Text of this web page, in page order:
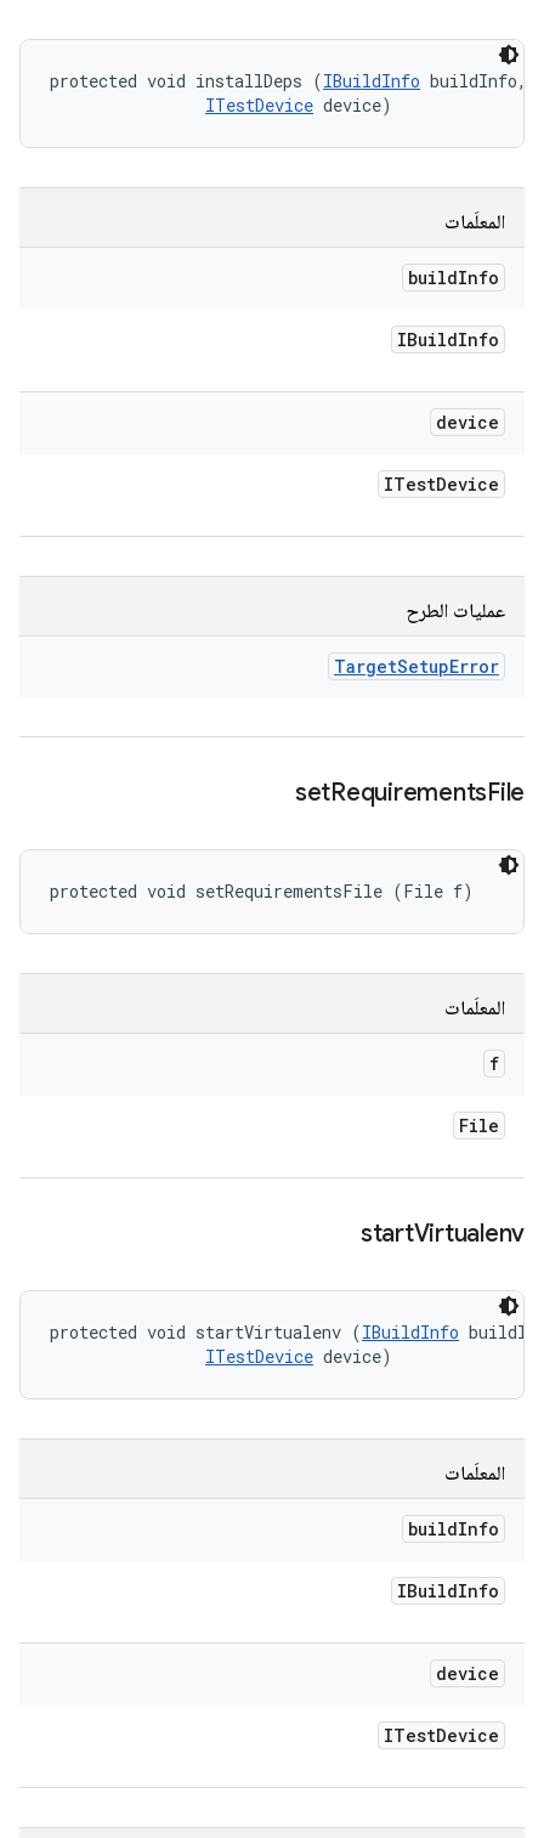
protected void installDeps (IBuildInfo buildInfo,
ITestDevice device)
المعلَمات
buildInfo
IBuildInfo
device
ITestDevice
عمليات الطرح
TargetSetupError
setRequirementsFile
protected void setRequirementsFile (File f)
المعلَمات
f
File
startVirtualenv
protected void startVirtualenv (IBuildInfo
ITestDevice device)
المعلَمات
buildInfo
IBuildInfo
device
ITestDevice